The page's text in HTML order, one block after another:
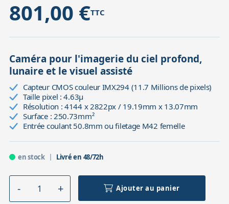
801,00 €TTC
Caméra pour l'imagerie du ciel profond,
lunaire et le visuel assisté
Capteur CMOS couleur IMX294 (11.7 Millions de pixels)
Taille pixel : 4.63µ
Résolution : 4144 x 2822px / 19.19mm x 13.07mm
Surface : 250.73mm²
Entrée coulant 50.8mm ou filetage M42 femelle
en stock Livré en 48/72h
Ajouter au panier